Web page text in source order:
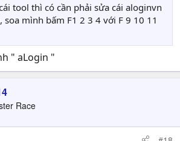
tool thì có cần phải sửa cái aloginvn
soa mình bấm F1 2 3 4 với F 9 10 11
" aLogin "
Race